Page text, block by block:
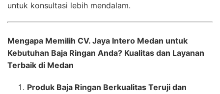
untuk konsultasi lebih mendalam.
Mengapa Memilih CV. Jaya Intero Medan untuk
Kebutuhan Baja Ringan Anda? Kualitas dan Layanan
Terbaik di Medan
Produk Baja Ringan Berkualitas Teruji dan